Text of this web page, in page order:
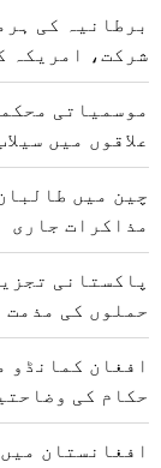
برطانیہ کی
شرکت، امریکہ
موسمیاتی
علاقوں میں
چین میں
مذاکرات جاری
پاکستانی
حملوں کی مذمت
افغان کمانڈو
حکام کی
افغانستان